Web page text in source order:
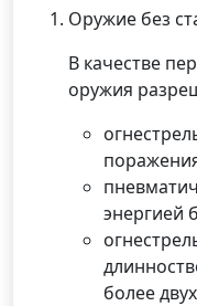
Оружие без
В качестве
оружия
энергией
более